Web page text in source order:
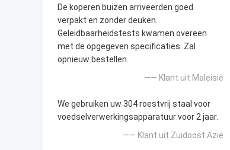
De koperen buizen arriveerden goed
verpakt en zonder deuken.
Geleidbaarheidstests kwamen overeen
met de opgegeven specificaties. Zal
opnieuw bestellen.
—— Klant uit Maleisië
We gebruiken uw 304 roestvrij staal voor
voedselverwerkingsapparatuur voor 2 jaar.
—— Klant uit Zuidoost Azië